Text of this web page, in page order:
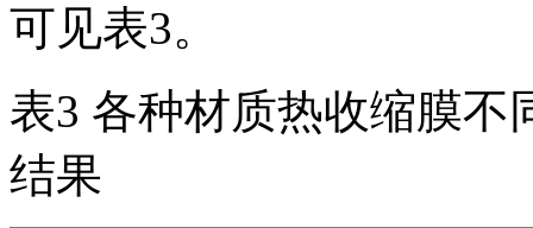
可见表3。
表3 各种材质热收缩膜
结果